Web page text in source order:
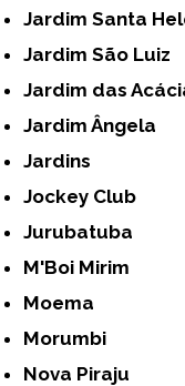
Jardim Santa
Jardim São Luiz
Jardim das
Jardim Ângela
Jardins
Jockey Club
Jurubatuba
M'Boi Mirim
Moema
Morumbi
Nova Piraju